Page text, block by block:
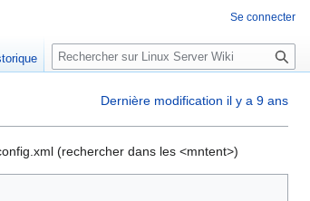
Dernière modification il y a 9 ans
(rechercher dans les <mntent>)
Se connecter
R
e
e
r
c